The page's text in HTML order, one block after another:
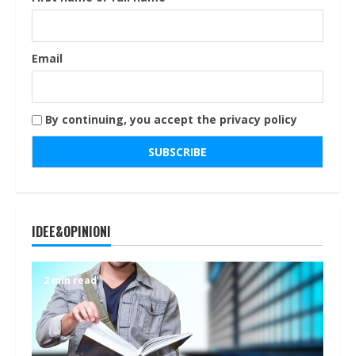
Email
By continuing, you accept the privacy policy
IDEE&OPINIONI
2 min read